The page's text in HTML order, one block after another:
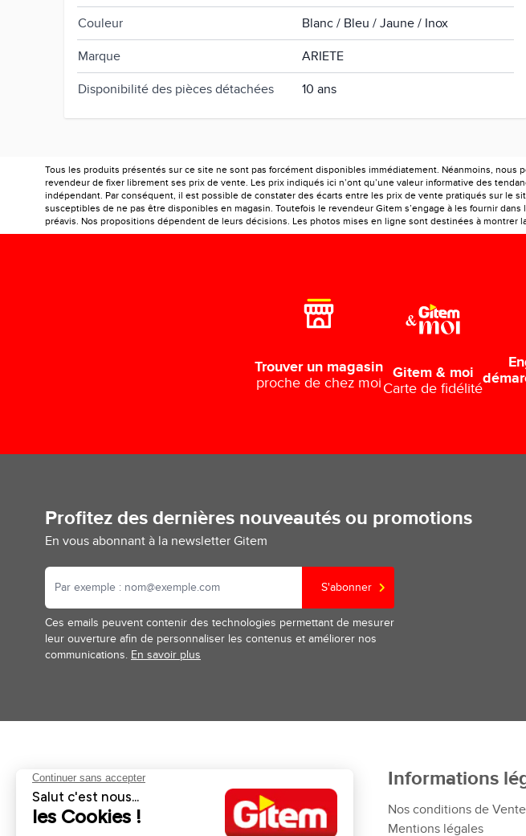
Couleur Blanc / Bleu / Jaune / Inox
Marque ARIETE
Disponibilité des pièces détachées 10 ans
Tous les produits présentés sur ce site ne sont pas forcément disponibles immédiatement. Néanmoins,
revendeur de fixer librement ses prix de vente. Les prix indiqués ici n’ont qu’une valeur informative des
indépendant. Par conséquent, il est possible de constater des écarts entre les prix de vente pratiqués sur le
susceptibles de ne pas être disponibles en magasin. Toutefois le revendeur Gitem s’engage à les fournir
préavis. Nos propositions dépendent de leurs décisions. Les photos mises en ligne sont destinées à
Trouver un magasin
proche de chez moi
Gitem & moi
Carte de fidélité
Profitez des dernières nouveautés ou promotions
En vous abonnant à la newsletter Gitem
S'abonner
Ces emails peuvent contenir des technologies permettant de mesurer
leur ouverture afin de personnaliser les contenus et améliorer nos
communications. En savoir plus
Aides et informations
Retour et remboursement
Pose et services
Financement
Informations
Nos conditions de Vente
Mentions légales